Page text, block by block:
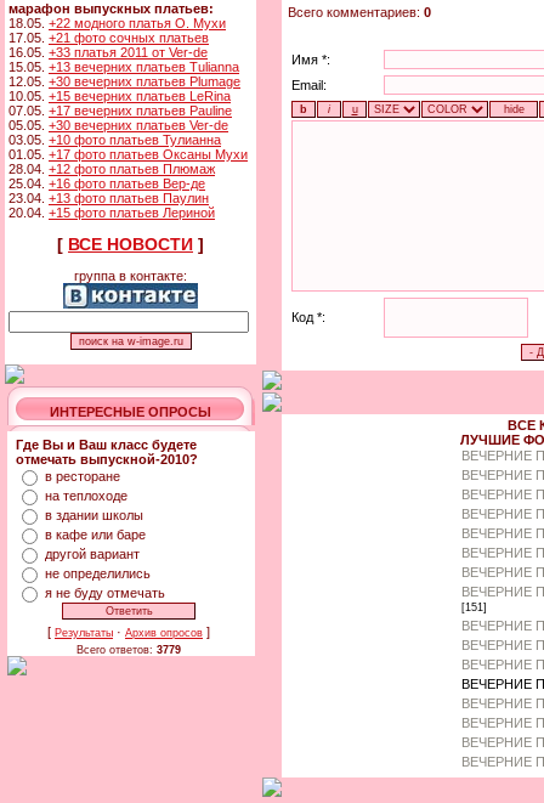
марафон выпускных платьев:
18.05. +22 модного платья О. Мухи
17.05. +21 фото сочных платьев
16.05. +33 платья 2011 от Ver-de
15.05. +13 вечерних платьев Tulianna
12.05. +30 вечерних платьев Plumage
10.05. +15 вечерних платьев LeRina
07.05. +17 вечерних платьев Pauline
05.05. +30 вечерних платьев Ver-de
03.05. +10 фото платьев Тулианна
01.05. +17 фото платьев Оксаны Мухи
28.04. +12 фото платьев Плюмаж
25.04. +16 фото платьев Вер-де
23.04. +13 фото платьев Паулин
20.04. +15 фото платьев Лериной
[ ВСЕ НОВОСТИ ]
группа в контакте:
ИНТЕРЕСНЫЕ ОПРОСЫ
Где Вы и Ваш класс будете
отмечать выпускной-2010?
в ресторане
на теплоходе
в здании школы
в кафе или баре
другой вариант
не определились
я не буду отмечать
[ Результаты · Архив опросов ]
Всего ответов: 3779
Всего комментариев: 0
Имя *:
Email:
Код *:
ВСЕ
ЛУЧШИЕ
ВЕЧЕРНИЕ
ВЕЧЕРНИЕ
ВЕЧЕРНИЕ
ВЕЧЕРНИЕ
ВЕЧЕРНИЕ
ВЕЧЕРНИЕ
ВЕЧЕРНИЕ
ВЕЧЕРНИЕ
[151]
ВЕЧЕРНИЕ
ВЕЧЕРНИЕ
ВЕЧЕРНИЕ
ВЕЧЕРНИЕ
ВЕЧЕРНИЕ
ВЕЧЕРНИЕ
ВЕЧЕРНИЕ
ВЕЧЕРНИЕ